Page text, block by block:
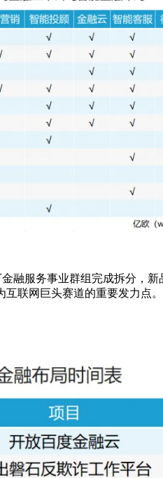
融服务事业群组完成拆分，
联网巨头赛道的重要发力点